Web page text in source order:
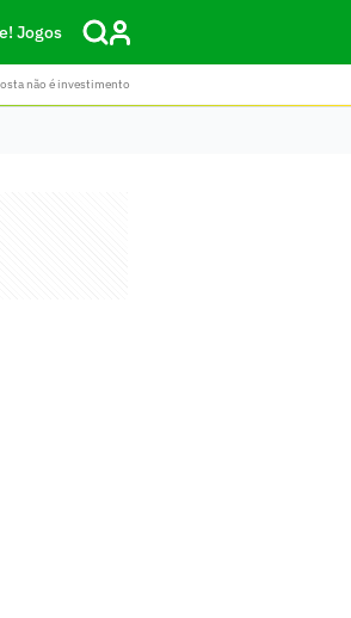
Jogos
não é investimento